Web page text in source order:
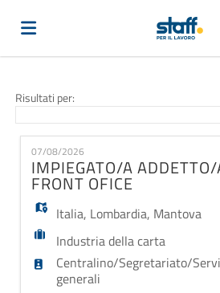
Offerte
di
lavoro
Carica
il
Login
Risultati per:
07/08/2026
IMPIEGATO/A
FRONT OFICE
Italia, Lombardia, Mantova
Industria della carta
Centralino/Segretariato/
generali